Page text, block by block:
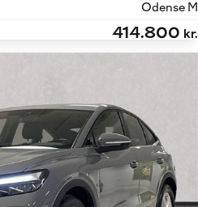
Odense M
414.800 kr.